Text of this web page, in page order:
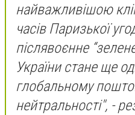
найважливішою
часів Паризької
післявоєнне
України стане ще
глобальному
нейтральності", -